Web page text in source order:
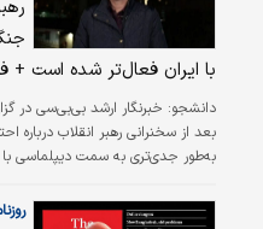
با ایران فعال‌تر شده است +
دانشجو: خبرنگار ارشد بی‌بی‌سی در
بعد از سخنرانی رهبر انقلاب
به‌طور جدی‌تری به سمت دیپلماسی با